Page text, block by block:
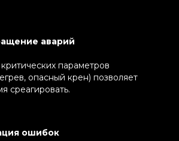
аварий
параметров
опасный крен) позволяет
среагировать.
ошибок